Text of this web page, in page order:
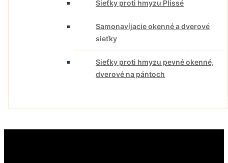
Sieťky proti hmyzu Plissé
Samonavíjacie okenné a dverové
sieťky
Sieťky proti hmyzu pevné okenné,
dverové na pántoch